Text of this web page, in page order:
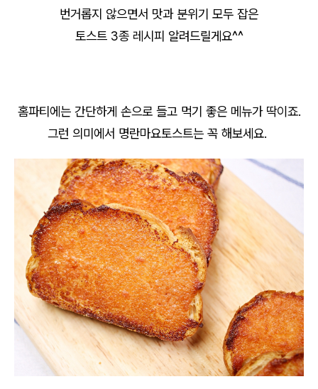
번거롭지 않으면서 맛과 분위기 모두 잡은
토스트 3종 레시피 알려드릴게요^^
홈파티에는 간단하게 손으로 들고 먹기 좋은 메뉴가 딱이죠.
그런 의미에서 명란마요토스트는 꼭 해보세요.